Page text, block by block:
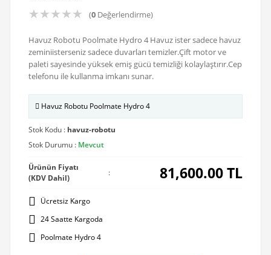
★★★★★ (0Değerlendirme)
Havuz Robotu Poolmate Hydro 4 Havuz ister sadece havuz
zeminiisterseniz sadece duvarları temizler.Çift motor ve
paleti sayesinde yüksek emiş gücü temizliği kolaylaştırır.Cep
telefonu ile kullanma imkanı sunar.
Havuz Robotu Poolmate Hydro 4
Stok Kodu : havuz-robotu
Stok Durumu : Mevcut
Ürünün Fiyatı
(KDV Dahil)
: 81,600.00TL
Ücretsiz Kargo
24 Saatte Kargoda
Poolmate Hydro 4